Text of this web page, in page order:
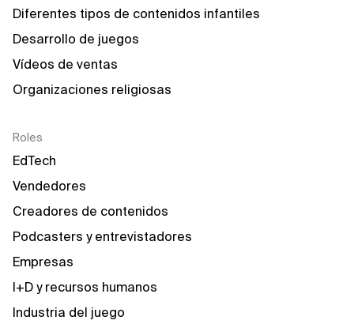
Diferentes tipos de contenidos infantiles
Desarrollo de juegos
Vídeos de ventas
Organizaciones religiosas
Roles
EdTech
Vendedores
Creadores de contenidos
Podcasters y entrevistadores
Empresas
I+D y recursos humanos
Industria del juego